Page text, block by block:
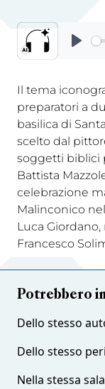
Il tema
preparatori a
basilica di
scelto dal
soggetti biblici
Battista
celebrazione
Malinconico
Luca
Francesco
Potrebbero
Dello stesso
Dello stesso
Nella stessa